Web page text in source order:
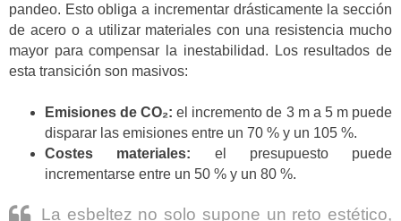
pandeo. Esto obliga a incrementar drásticamente la sección
de acero o a utilizar materiales con una resistencia mucho
mayor para compensar la inestabilidad. Los resultados de
esta transición son masivos:
Emisiones de CO₂: el incremento de 3 m a 5 m puede
disparar las emisiones entre un 70 % y un 105 %.
Costes materiales: el presupuesto puede
incrementarse entre un 50 % y un 80 %.
La esbeltez no solo supone un reto estético,